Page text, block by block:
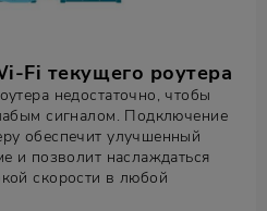
текущего роутера
недостаточно, чтобы
сигналом. Подключение
обеспечит улучшенный
и позволит наслаждаться
скорости в любой